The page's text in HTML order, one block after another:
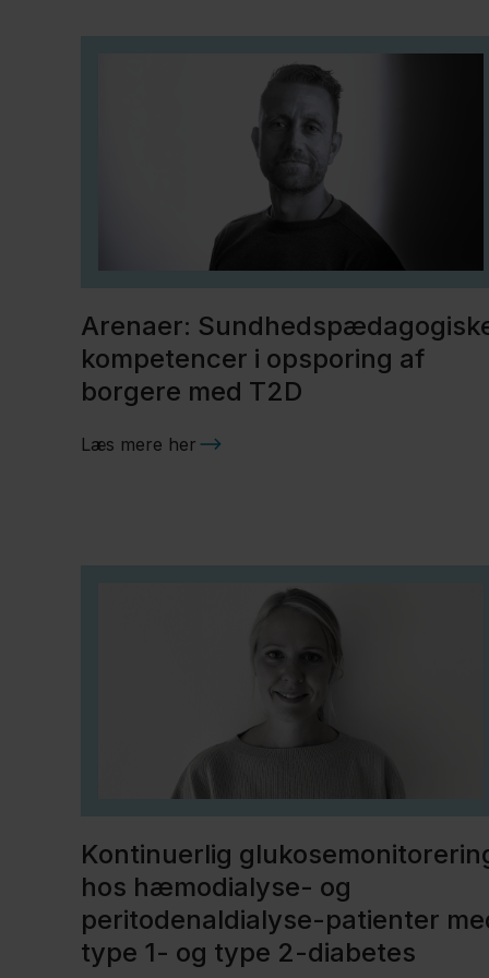
Arenaer:
kompetencer i opsporing af
borgere med T2D
Læs mere her
Kontinuerlig
hos hæmodialyse- og
peritodenaldialyse-patienter
type 1- og type 2-diabetes